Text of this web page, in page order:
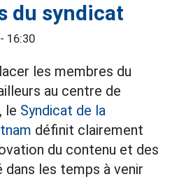
du syndicat
16:30
les membres du
au centre de
le Syndicat de la
définit clairement
du contenu et des
les temps à venir